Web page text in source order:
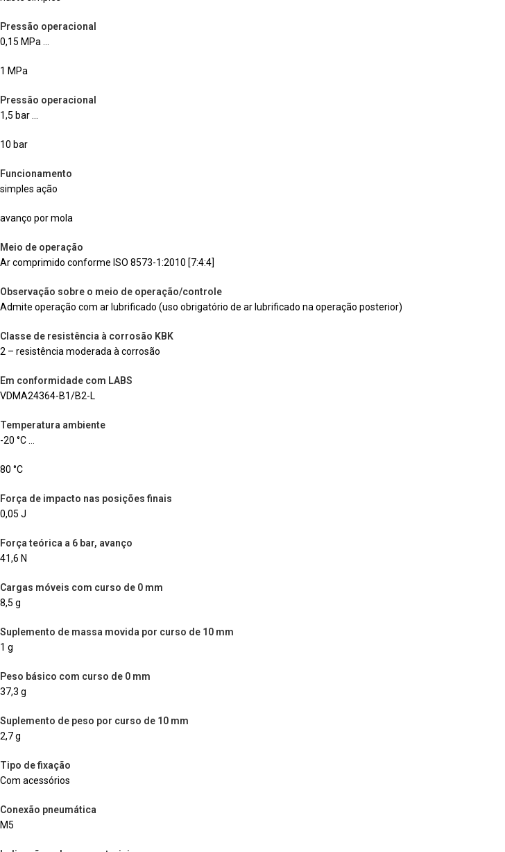
Pressão operacional
0,15 MPa …
1 MPa
Pressão operacional
1,5 bar …
10 bar
Funcionamento
simples ação
avanço por mola
Meio de operação
Ar comprimido conforme ISO 8573-1:2010 [7:4:4]
Observação sobre o meio de operação/controle
Admite operação com ar lubrificado (uso obrigatório de ar lubrificado na operação posterior)
Classe de resistência à corrosão KBK
2 – resistência moderada à corrosão
Em conformidade com LABS
VDMA24364-B1/B2-L
Temperatura ambiente
-20 °C …
80 °C
Força de impacto nas posições finais
0,05 J
Força teórica a 6 bar, avanço
41,6 N
Cargas móveis com curso de 0 mm
8,5 g
Suplemento de massa movida por curso de 10 mm
1 g
Peso básico com curso de 0 mm
37,3 g
Suplemento de peso por curso de 10 mm
2,7 g
Tipo de fixação
Com acessórios
Conexão pneumática
M5